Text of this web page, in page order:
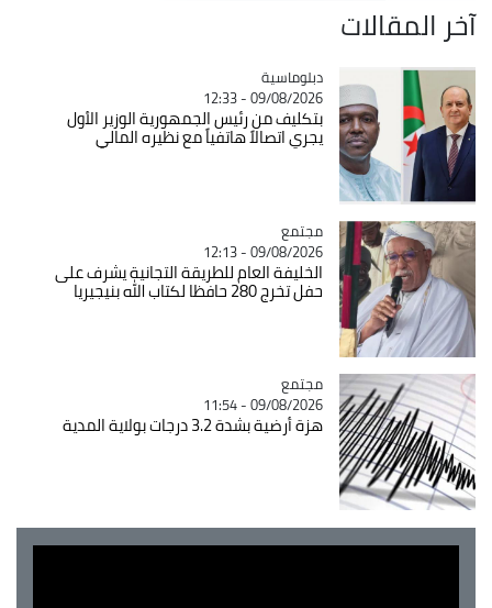
آخر المقالات
Catégorie
دبلوماسية
09/08/2026 - 12:33
بتكليف من رئيس الجمهورية الوزير الأول
يجري اتصالاً هاتفياً مع نظيره المالي
Catégorie
مجتمع
09/08/2026 - 12:13
الخليفة العام للطريقة التجانية يشرف على
حفل تخرج 280 حافظا لكتاب الله بنيجيريا
Catégorie
مجتمع
09/08/2026 - 11:54
هزة أرضية بشدة 3.2 درجات بولاية المدية